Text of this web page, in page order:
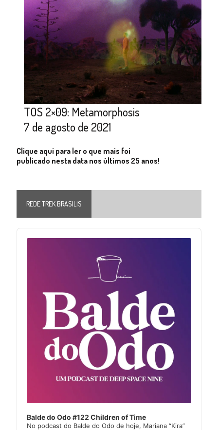
TOS 2×09: Metamorphosis
7 de agosto de 2021
Clique aqui para ler o que mais foi
publicado nesta data nos últimos 25 anos!
REDE TREK BRASILIS
Audio
Player
Balde do Odo #122 Children of Time
No podcast do Balde do Odo de hoje, Mariana “Kira”